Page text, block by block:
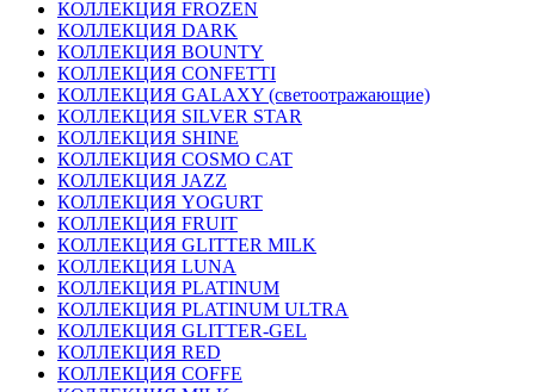
КОЛЛЕКЦИЯ FROZEN
КОЛЛЕКЦИЯ DARK
КОЛЛЕКЦИЯ BOUNTY
КОЛЛЕКЦИЯ CONFETTI
КОЛЛЕКЦИЯ GALAXY (светоотражающие)
КОЛЛЕКЦИЯ SILVER STAR
КОЛЛЕКЦИЯ SHINE
КОЛЛЕКЦИЯ COSMO CAT
КОЛЛЕКЦИЯ JAZZ
КОЛЛЕКЦИЯ YOGURT
КОЛЛЕКЦИЯ FRUIT
КОЛЛЕКЦИЯ GLITTER MILK
КОЛЛЕКЦИЯ LUNA
КОЛЛЕКЦИЯ PLATINUM
КОЛЛЕКЦИЯ PLATINUM ULTRA
КОЛЛЕКЦИЯ GLITTER-GEL
КОЛЛЕКЦИЯ RED
КОЛЛЕКЦИЯ COFFE